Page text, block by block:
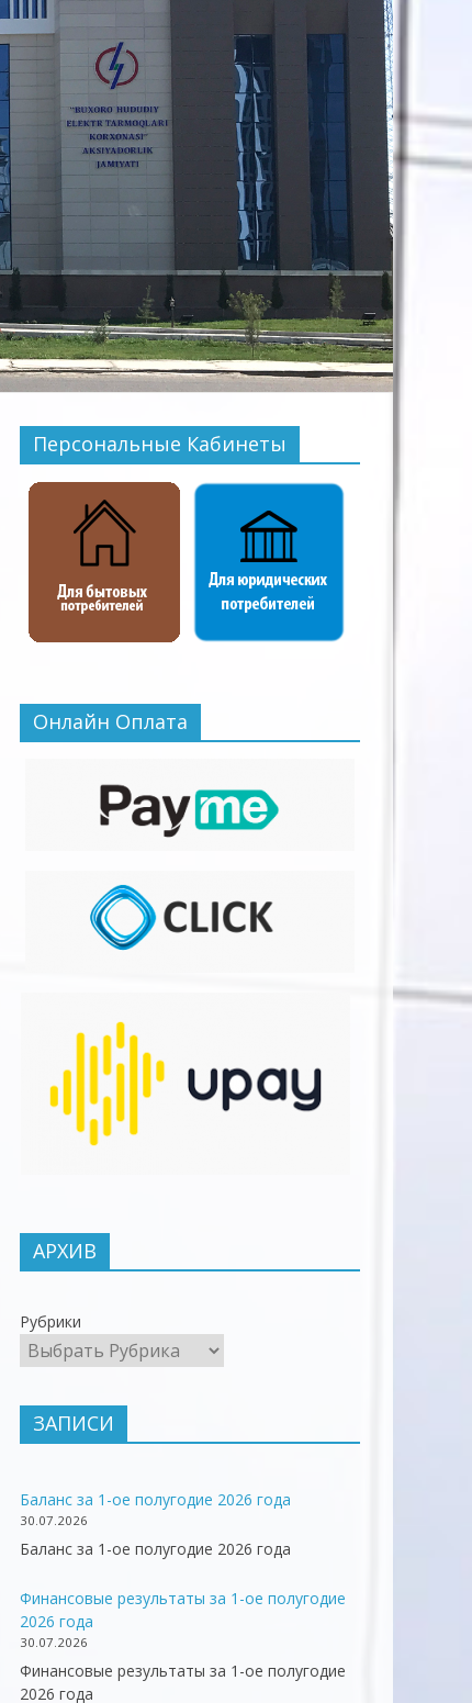
Персональные Кабинеты
Онлайн Оплата
АРХИВ
Рубрики
ЗАПИСИ
Баланс за 1-ое полугодие 2026 года
30.07.2026
Баланс за 1-ое полугодие 2026 года
Финансовые результаты за 1-ое полугодие
2026 года
30.07.2026
Финансовые результаты за 1-ое полугодие
2026 года